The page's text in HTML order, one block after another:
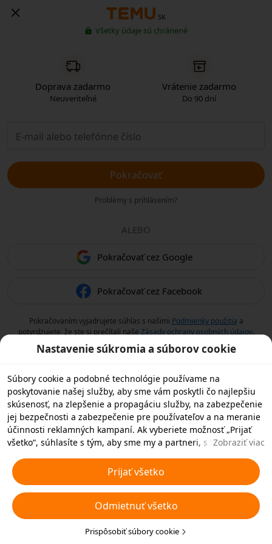
SK
Všetky údaje sú chránené
Doprava zadarmo
Neuveriteľné
Vrátenie zadarmo
Do 90 dní
Pokračovať
Problémy s prihlásením?
ALEBO
Pokračovať cez Google
Pokračovať cez Facebook
Pokračovaním vyjadrujete súhlas s našimi Podmienky použitia a
potvrdzujete, že ste si prečítali naše Zásady ochrany osobných údajov.
Nastavenie súkromia a súborov cookie
Súbory cookie a podobné technológie používame na
poskytovanie našej služby, aby sme vám poskytli čo najlepšiu
skúsenosť, na zlepšenie a propagáciu služby, na zabezpečenie
jej bezpečnosti a zabezpečenie pre používateľov a na meranie
účinnosti reklamných kampaní. Ak vyberiete možnosť „Prijať
všetko“, súhlasíte s tým, aby sme my a partneri, s ktorými
technológie vo vašom zariadení na reklamné účely. Môžete tiež
zvoliť možnosť „Odmietnuť všetky“ nedôležité súbory cookie
alebo vybrať, ktoré typy súborov cookie chcete prijať alebo
zakázať, kliknutím na tlačidlo „Prispôsobiť súbory cookie“ nižšie
alebo kedykoľvek v nastaveniach ochrany osobných údajov.
Viac informácií nájdete v našichPravidlách týkajúcich sa
Zobraziť viac
Prijať všetko
Odmietnuť všetko
Prispôsobiť súbory cookie